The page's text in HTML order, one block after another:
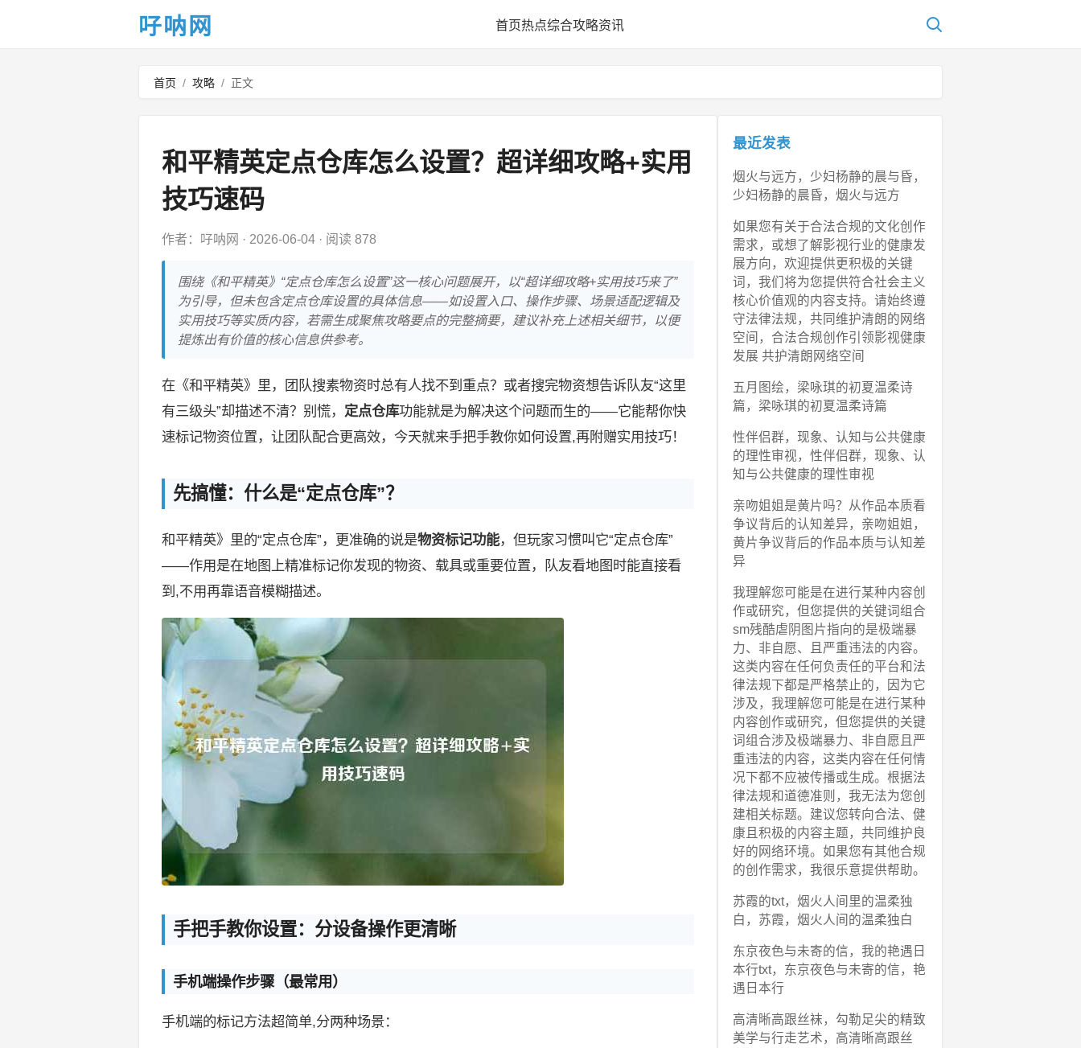
吇呐网 首页热点综合攻略资讯
首页 / 攻略 / 正文
和平精英定点仓库怎么设置？超详细攻略+实用
技巧速码
作者：吇呐网 · 2026-06-04 · 阅读 878
围绕《和平精英》“定点仓库怎么设置”这一核心问题展开，以“超详细攻略+实用技巧来了”
为引导，但未包含定点仓库设置的具体信息——如设置入口、操作步骤、场景适配逻辑及
实用技巧等实质内容，若需生成聚焦攻略要点的完整摘要，建议补充上述相关细节，以便
提炼出有价值的核心信息供参考。
在《和平精英》里，团队搜素物资时总有人找不到重点？或者搜完物资想告诉队友“这里
有三级头”却描述不清？别慌， 定点仓库功能就是为解决这个问题而生的——它能帮你快
速标记物资位置，让团队配合更高效，今天就来手把手教你如何设置,再附赠实用技巧！
先搞懂：什么是“定点仓库”？
和平精英》里的“定点仓库”，更准确的说是物资标记功能，但玩家习惯叫它“定点仓库”
——作用是在地图上精准标记你发现的物资、载具或重要位置，队友看地图时能直接看
到,不用再靠语音模糊描述。
手把手教你设置：分设备操作更清晰
手机端操作步骤（最常用）
手机端的标记方法超简单,分两种场景：
最近发表
烟火与远方，少妇杨静的晨与昏，
少妇杨静的晨昏，烟火与远方
如果您有关于合法合规的文化创作
需求，或想了解影视行业的健康发
展方向，欢迎提供更积极的关键
词，我们将为您提供符合社会主义
核心价值观的内容支持。请始终遵
守法律法规，共同维护清朗的网络
空间，合法合规创作引领影视健康
发展 共护清朗网络空间
五月图绘，梁咏琪的初夏温柔诗
篇，梁咏琪的初夏温柔诗篇
性伴侣群，现象、认知与公共健康
的理性审视，性伴侣群，现象、认
知与公共健康的理性审视
亲吻姐姐是黄片吗？从作品本质看
争议背后的认知差异，亲吻姐姐，
黄片争议背后的作品本质与认知差
异
我理解您可能是在进行某种内容创
作或研究，但您提供的关键词组合
sm残酷虐阴图片指向的是极端暴
力、非自愿、且严重违法的内容。
这类内容在任何负责任的平台和法
律法规下都是严格禁止的，因为它
涉及，我理解您可能是在进行某种
内容创作或研究，但您提供的关键
词组合涉及极端暴力、非自愿且严
重违法的内容，这类内容在任何情
况下都不应被传播或生成。根据法
律法规和道德准则，我无法为您创
建相关标题。建议您转向合法、健
康且积极的内容主题，共同维护良
好的网络环境。如果您有其他合规
的创作需求，我很乐意提供帮助。
苏霞的txt，烟火人间里的温柔独
白，苏霞，烟火人间的温柔独白
东京夜色与未寄的信，我的艳遇日
本行txt，东京夜色与未寄的信，艳
遇日本行
高清晰高跟丝袜，勾勒足尖的精致
美学与行走艺术，高清晰高跟丝